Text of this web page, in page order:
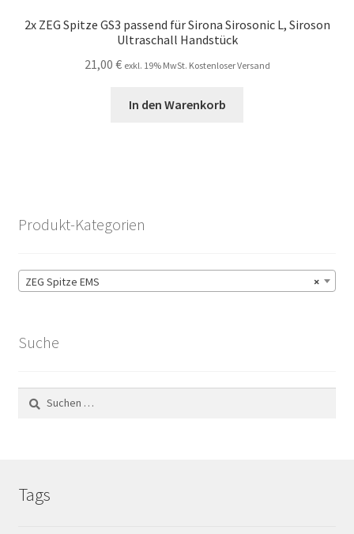
2x ZEG Spitze GS3 passend für Sirona Sirosonic L, Siroson
Ultraschall Handstück
21,00 € exkl. 19% MwSt. Kostenloser Versand
In den Warenkorb
Produkt-Kategorien
×
ZEG Spitze EMS
Suche
Suchen
nach:
Tags